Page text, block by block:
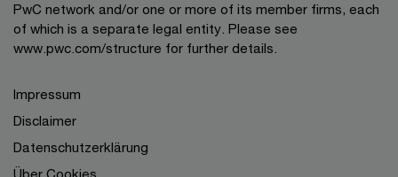
PwC network and/or one or more of its member firms, each
of which is a separate legal entity. Please see
www.pwc.com/structure for further details.
Impressum
Disclaimer
Datenschutzerklärung
Über Cookies